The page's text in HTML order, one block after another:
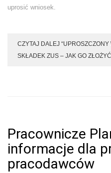
uprosić wniosek.
CZYTAJ DALEJ
SKŁADEK ZUS – JAK GO
Pracownicze
informacje dla
pracodawców